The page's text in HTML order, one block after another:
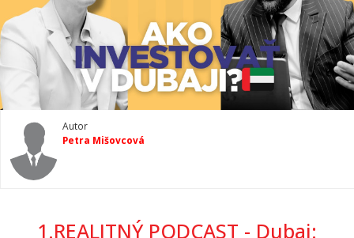
Autor
Petra Mišovcová
1.REALITNÝ PODCAST - Dubaj: